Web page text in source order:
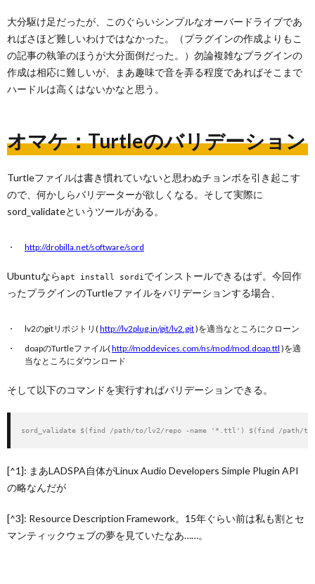
大分駆け足だったが、このぐらいシンプルなオーバードライブであ
ればさほど難しいわけではなかった。（プラグインの作成よりもこ
の記事の執筆のほうが大分面倒だった。）勿論複雑なプラグインの
作成は相応に難しいが、まあ趣味で音を弄る程度であればそこまで
ハードルは高くはないかなと思う。
オマケ：Turtleのバリデーション
Turtleファイルは書き慣れていないと思わぬチョンボを引き起こす
ので、何かしらバリデーターが欲しくなる。そして実際に
sord_validateというツールがある。
http://drobilla.net/software/sord
Ubuntuならapt install sordiでインストールできるはず。今回作
ったプラグインのTurtleファイルをバリデーションする場合、
lv2のgitリポジトリ(http://lv2plug.in/git/lv2.git)を適当なところにクローン
doapのTurtleファイル(http://moddevices.com/ns/mod/mod.doap.ttl )を適
当なところにダウンロード
そして以下のコマンドを実行すればバリデーションできる。
sord_validate $(find /path/to/lv2/repo -name '*.ttl') $(find /path/
[^1]: まあLADSPA自体がLinux Audio Developers Simple Plugin API
の略なんだが
[^3]: Resource Description Framework。15年ぐらい前は私も割とセ
マンティックウェブの夢を見ていたなあ……。